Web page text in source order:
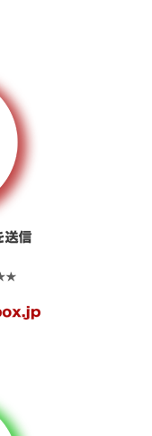
プのデザイン
です。生地は
オリジナルの
仕上げされた
ウールメルト
ン、袖部分は
レザーを使用
しています。